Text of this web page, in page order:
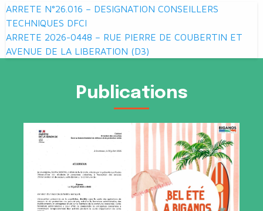
Navigation
de
l’article
ARRETE N°26.016 – DESIGNATION CONSEILLERS
TECHNIQUES DFCI
ARRETE 2026-0448 – RUE PIERRE DE COUBERTIN ET
AVENUE DE LA LIBERATION (D3)
Publications